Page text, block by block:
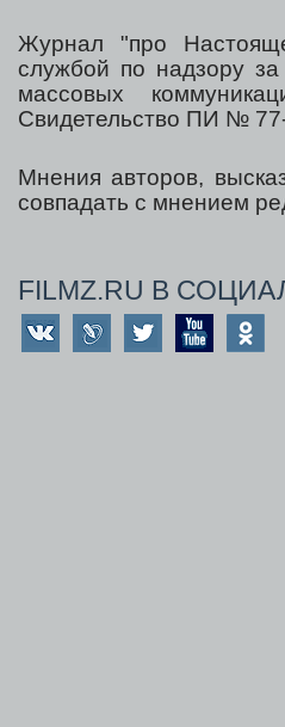
Журнал "про
службой по надзору
массовых
Свидетельство ПИ №
Мнения авторов,
совпадать с мнением
FILMZ.RU В